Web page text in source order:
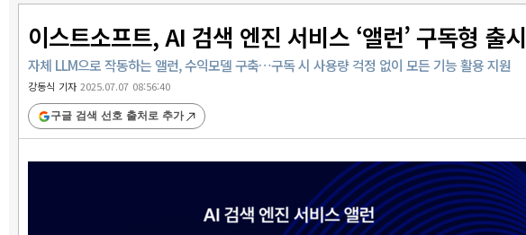
이스트소프트, AI 검색 엔진 서비스 ‘앨런’ 구독형 출시
자체 LLM으로 작동하는 앨런, 수익모델 구축…구독 시 사용량 걱정 없이 모든 기능 활용 지원
강동식 기자2025.07.07 08:56:40
구글 검색 선호 출처로 추가